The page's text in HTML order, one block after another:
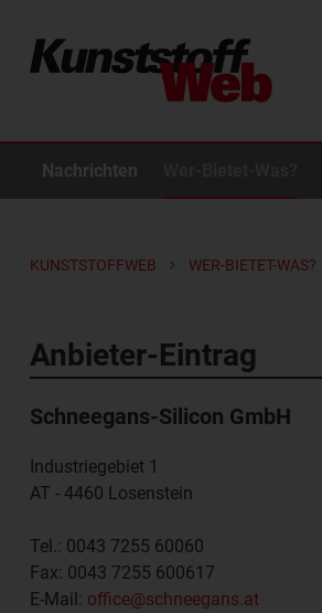
Nachrichten
KUNSTSTOFFWEB WER-BIETET-WAS?
Anbieter-Eintrag
Schneegans-Silicon GmbH
Industriegebiet 1
AT - 4460 Losenstein
Tel.: 0043 7255 60060
Fax: 0043 7255 600617
E-Mail: office@schneegans.at